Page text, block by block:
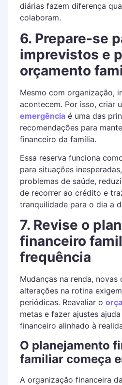
diárias fazem diferença
colaboram.
6. Prepare-se
imprevistos e
orçamento
Mesmo com organização,
acontecem. Por isso, criar
emergênciaé uma das
recomendações para
financeiro da família.
Essa reserva funciona
para situações
problemas de saúde,
de recorrer ao crédito e
tranquilidade para o dia a
7. Revise o
financeiro
frequência
Mudanças na renda, novas
alterações na rotina
periódicas. Reavaliar o
metas e fazer ajustes
financeiro alinhado à
O planejamento
familiar começa
A organização financeira